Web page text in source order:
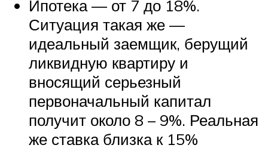
Ипотека — от 7 до 18%.
Ситуация такая же —
идеальный заемщик, берущий
ликвидную квартиру и
вносящий серьезный
первоначальный капитал
получит около 8 – 9%. Реальная
же ставка близка к 15%